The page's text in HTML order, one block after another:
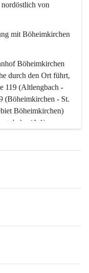
von
mit Böheimkirchen
Böheimkirchen
durch den Ort führt,
119 (Altlengbach -
(Böheimkirchen - St.
Böheimkirchen)
(A 1).
Wien sowie
Bauernhöfe hatten
Wiener
Wegen des
ihre
die bedeutendste
durch
dazu ein. Gefördert